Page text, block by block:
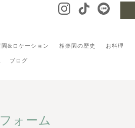
園&ロケーション 相楽園の歴史 お料理
ブログ
ォーム